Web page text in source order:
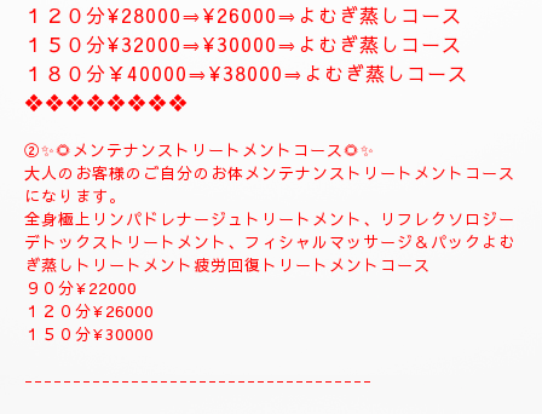
❖❖❖❖❖❖❖❖❖❖❖❖
✨８月のおすすめコース✨
🌺🌻①ジャプカサイ＆リンガムトリートメントコース
🌻🌺
当店一番人気の高いトリートメントコースになりま
す。
全身極上リンパドレナージュトリートメント、リフレ
クソロジーデトックストリートメント足ツボ疲労回復
トリートメント、ジャプカサイ＆リンガムトリートメ
ント、よむぎ蒸しコース
９０分¥22000
１２０分¥28000⇒¥26000⇒よむぎ蒸しコース